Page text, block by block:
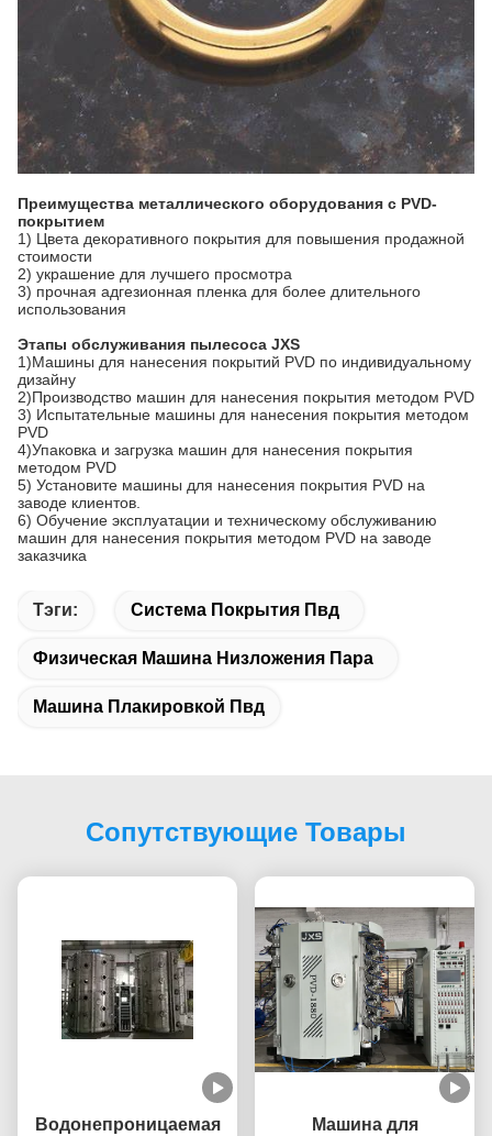
Преимущества металлического оборудования с PVD-
покрытием
1) Цвета декоративного покрытия для повышения продажной
стоимости
2) украшение для лучшего просмотра
3) прочная адгезионная пленка для более длительного
использования
Этапы обслуживания пылесоса JXS
1)Машины для нанесения покрытий PVD по индивидуальному
дизайну
2)Производство машин для нанесения покрытия методом PVD
3) Испытательные машины для нанесения покрытия методом
PVD
4)Упаковка и загрузка машин для нанесения покрытия
методом PVD
5) Установите машины для нанесения покрытия PVD на
заводе клиентов.
6) Обучение эксплуатации и техническому обслуживанию
машин для нанесения покрытия методом PVD на заводе
заказчика
Тэги: Система Покрытия Пвд
Физическая Машина Низложения Пара
Машина Плакировкой Пвд
Сопутствующие Товары
Водонепроницаемая
Машина для